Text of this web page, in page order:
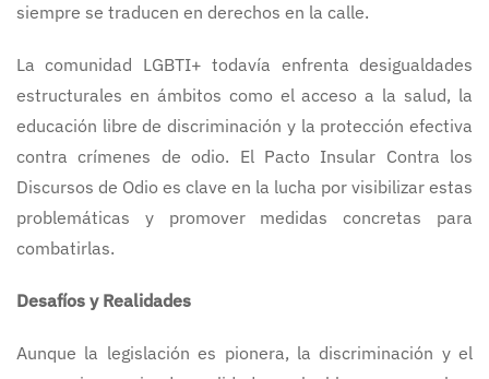
siempre se traducen en derechos en la calle.
La comunidad LGBTI+ todavía enfrenta desigualdades
estructurales en ámbitos como el acceso a la salud, la
educación libre de discriminación y la protección efectiva
contra crímenes de odio. El Pacto Insular Contra los
Discursos de Odio es clave en la lucha por visibilizar estas
problemáticas y promover medidas concretas para
combatirlas.
Desafíos y Realidades
Aunque la legislación es pionera, la discriminación y el